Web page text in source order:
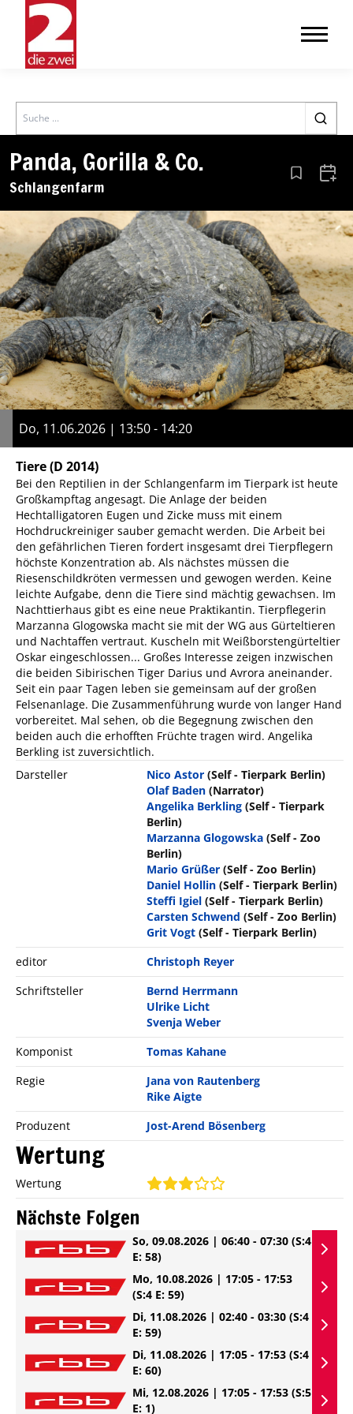
Search
Panda, Gorilla & Co.
Schlangenfarm Aus den
Do, 11.06.2026 | 13:50 - 14:20
Tiere(D 2014)
Bei den Reptilien in der Schlangenfarm im Tierpark ist heute
Großkampftag angesagt. Die Anlage der beiden
Hechtalligatoren Eugen und Zicke muss mit einem
Hochdruckreiniger sauber gemacht werden. Die Arbeit bei
den gefährlichen Tieren fordert insgesamt drei Tierpflegern
höchste Konzentration ab. Als nächstes müssen die
Riesenschildkröten vermessen und gewogen werden. Keine
leichte Aufgabe, denn die Tiere sind mächtig gewachsen. Im
Nachttierhaus gibt es eine neue Praktikantin. Tierpflegerin
Marzanna Glogowska macht sie mit der WG aus Gürteltieren
und Nachtaffen vertraut. Kuscheln mit Weißborstengürteltier
Oskar eingeschlossen... Großes Interesse zeigen inzwischen
die beiden Sibirischen Tiger Darius und Avrora aneinander.
Seit ein paar Tagen leben sie gemeinsam auf der großen
Felsenanlage. Die Zusammenführung wurde von langer Hand
vorbereitet. Mal sehen, ob die Begegnung zwischen den
beiden auch die erhofften Früchte tragen wird. Angelika
Berkling ist zuversichtlich.
Darsteller
Nico Astor (Self - Tierpark Berlin)
Olaf Baden (Narrator)
Angelika Berkling (Self - Tierpark
Berlin)
Marzanna Glogowska (Self - Zoo
Berlin)
Mario Grüßer (Self - Zoo Berlin)
Daniel Hollin (Self - Tierpark Berlin)
Steffi Igiel (Self - Tierpark Berlin)
Carsten Schwend (Self - Zoo Berlin)
Grit Vogt (Self - Tierpark Berlin)
editor
Christoph Reyer
Schriftsteller
Bernd Herrmann
Ulrike Licht
Svenja Weber
Komponist
Tomas Kahane
Regie
Jana von Rautenberg
Rike Aigte
Produzent
Jost-Arend Bösenberg
Wertung
Wertung
Nächste Folgen
So, 09.08.2026 | 06:40 - 07:30 (S:4
E: 58)
Mo, 10.08.2026 | 17:05 - 17:53
(S:4 E: 59)
Di, 11.08.2026 | 02:40 - 03:30 (S:4
E: 59)
Di, 11.08.2026 | 17:05 - 17:53 (S:4
E: 60)
Mi, 12.08.2026 | 17:05 - 17:53 (S:5
E: 1)